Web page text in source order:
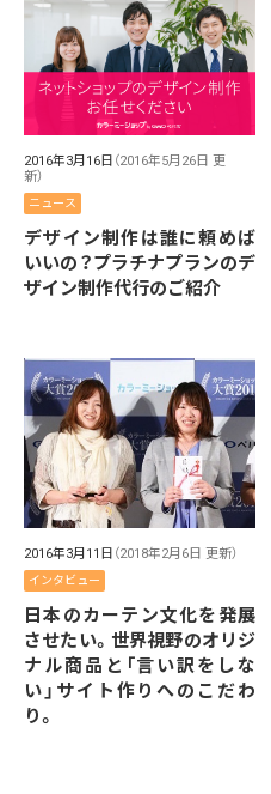
2016年3月16日 （2016年5月26日 更
新）
ニュース
デザイン制作は誰に頼めば
いいの？プラチナプランのデ
ザイン制作代行のご紹介
2016年3月11日 （2018年2月6日 更新）
インタビュー
日本のカーテン文化を発展
させたい。世界視野のオリジ
ナル商品と「言い訳をしな
い」サイト作りへのこだわ
り。